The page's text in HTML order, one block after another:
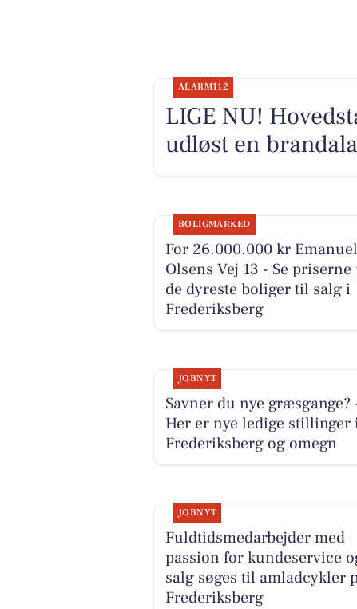
ALARM112
LIGE NU!
udløst en
BOLIGMARKED
For 26.000.000 kr Emanuel
Olsens Vej 13 - Se priserne
de dyreste boliger til salg i
Frederiksberg
JOBNYT
Savner du nye græsgange?
Her er nye ledige stillinger
Frederiksberg og omegn
JOBNYT
Fuldtidsmedarbejder med
passion for kundeservice
salg søges til amladcykler
Frederiksberg